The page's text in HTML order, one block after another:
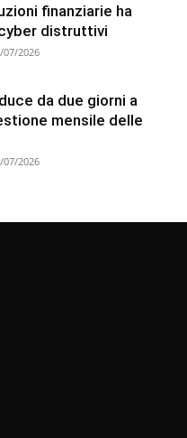
finanziarie ha
distruttivi
07/2026
da due giorni a
mensile delle
07/2026